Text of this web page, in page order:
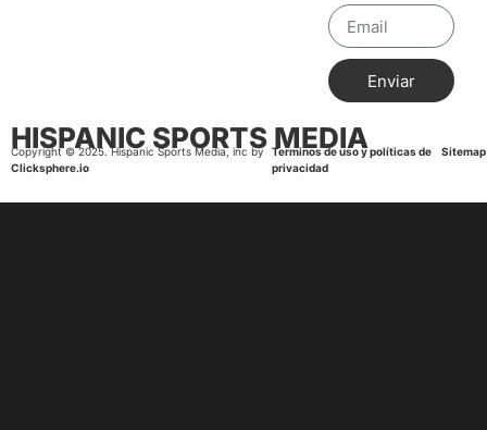
Enviar
HISPANIC SPORTS MEDIA
Copyright © 2025. Hispanic Sports Media, inc by
Clicksphere.io
Terminos de uso y políticas de
privacidad
Sitemap